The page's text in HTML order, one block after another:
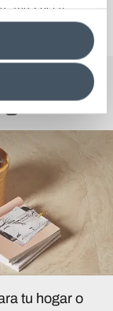
and social
itwith other
banner,
browsing
For more
tu hogar o